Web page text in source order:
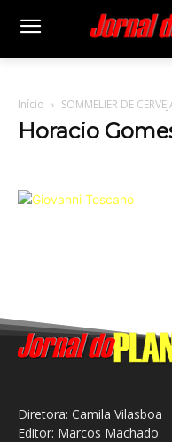
Início SOMMELIER DE
Horacio
Diretora: Camila Vilasboa
Editor: Marcos Machado